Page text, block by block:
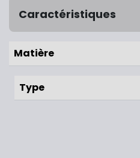
Caractéristiques
Matière
Type